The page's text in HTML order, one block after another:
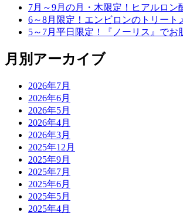
7月～9月の月・木限定！ヒアルロン
6～8月限定！エンビロンのトリー
5～7月平日限定！『ノーリス』で
月別アーカイブ
2026年7月
2026年6月
2026年5月
2026年4月
2026年3月
2025年12月
2025年9月
2025年7月
2025年6月
2025年5月
2025年4月